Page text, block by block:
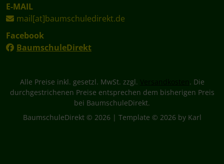
E-MAIL
mail[at]baumschuledirekt.de
Facebook
BaumschuleDirekt
Alle Preise inkl. gesetzl. MwSt. zzgl. Versandkosten. Die
durchgestrichenen Preise entsprechen dem bisherigen Preis
bei BaumschuleDirekt.
BaumschuleDirekt © 2026 | Template © 2026 by Karl